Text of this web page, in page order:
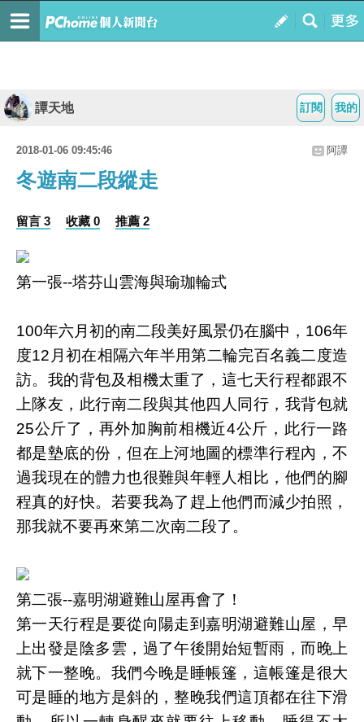
我的
訂閱
譚天地
2018-01-06 09:45:46 阿譚
冬遊南二段縱走
留言 3 收藏 0 推薦 2
第一張--塔芬山雲海與瑜珈輪式
100年六月初的南二段美好風景仍在腦中，106年
度12月初在相隔六年半用第二輪完百名義二度造
訪。我的背包及相機太重了，這七天行程都跟不
上隊友，此行南二段與其他四人同行，我背包就
25公斤了，再外加胸前相機近4公斤，此行一路
都是墊底的份，但在上河地圖的標準行程內，不
過我現在的體力也很難與年輕人相比，他們的腳
程真的好快。若要我為了趕上他們而減少拍照，
那我就不要再來第二次南二段了。
第二張--嘉明湖避難山屋再會了！
第一天行程是要從向陽走到嘉明湖避難山屋，早
上出發是陰多雲，過了午後開始短暫雨，而晚上
就下一整晚。我們今晚是睡帳篷，這帳篷是很大
可是睡的地方是斜的，整晚我們這頂都在往下滑